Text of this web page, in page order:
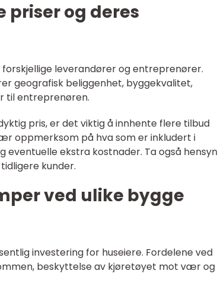
priser og deres
leverandører og entreprenører.
geografisk beliggenhet, byggekvalitet,
til entreprenøren.
pris, er det viktig å innhente flere tilbud
oppmerksom på hva som er inkludert i
ekstra kostnader. Ta også hensyn
kunder.
ved ulike bygge
investering for huseiere. Fordelene ved
beskyttelse av kjøretøyet mot vær og